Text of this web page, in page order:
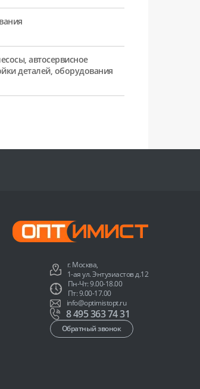
автосервисное
деталей, оборудования
г. Москва,
1-ая ул. Энтузиастов д.12
Пн-Чт: 9.00-18.00
Пт: 9.00-17.00
info@optimistopt.ru
8 495 363 74 31
Обратный звонок